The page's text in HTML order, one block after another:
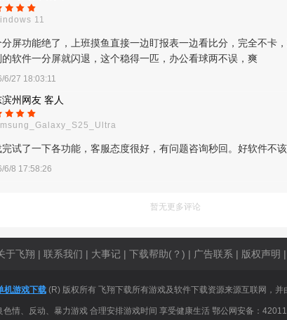
11
分屏功能绝了，上班摸鱼直接一边盯报表一边看比分，完全不卡
的软件一分屏就闪退，这个稳得一匹，办公看球两不误，爽
6/27 18:03:11
滨州网友 客人
完试了一下各功能，客服态度很好，有问题咨询秒回。好软件不
6/8 17:58:26
暂无更多评论
于飞翔 | 联系我们 | 大事记 | 下载帮助(？) | 广告联系 | 版权声明 |
机游戏下载(R) 版权所有 飞翔下载所有游戏及软件下载资源来源互联网，并
色情、反动、暴力游戏 合理安排游戏时间 享受健康生活 鄂公网安备：